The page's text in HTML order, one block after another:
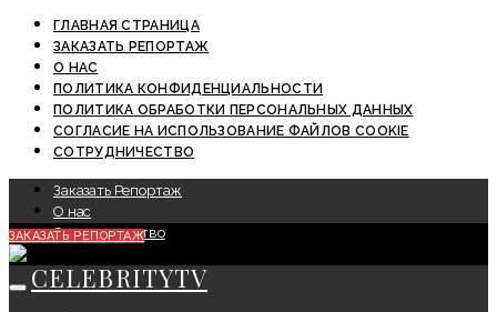
ГЛАВНАЯ СТРАНИЦА
ЗАКАЗАТЬ РЕПОРТАЖ
О НАС
ПОЛИТИКА КОНФИДЕНЦИАЛЬНОСТИ
ПОЛИТИКА ОБРАБОТКИ ПЕРСОНАЛЬНЫХ ДАННЫХ
СОГЛАСИЕ НА ИСПОЛЬЗОВАНИЕ ФАЙЛОВ COOKIE
СОТРУДНИЧЕСТВО
Заказать Репортаж
О нас
Сотрудничество
ЗАКАЗАТЬ РЕПОРТАЖ
CELEBRITYTV